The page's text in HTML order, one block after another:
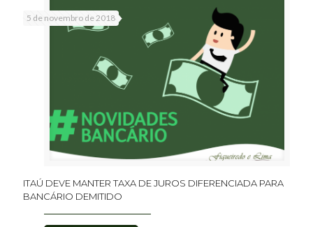
5 de novembro de 2018
ITAÚ DEVE MANTER TAXA DE JUROS DIFERENCIADA PARA
BANCÁRIO DEMITIDO